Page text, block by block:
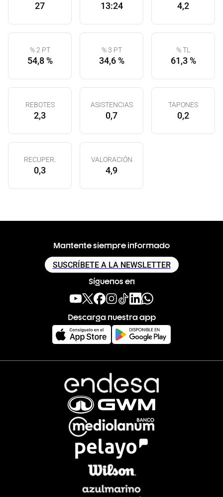
27 13:24 4,2
% 2 PT
54,8 %
% 3 PT
34,6 %
% TL
61,3 %
REBOTES
2,3
ASISTENCIAS
0,7
TAPONES
0,2
RECUPER.
0,3
VALORACIÓN
4,9
Mantente siempre informado
SUSCRÍBETE A LA NEWSLETTER
Síguenos en
Descarga nuestra app